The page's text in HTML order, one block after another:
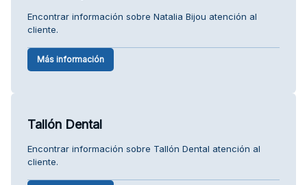
Encontrar información sobre Natalia Bijou atención al
cliente.
Más información
Tallón Dental
Encontrar información sobre Tallón Dental atención al
cliente.